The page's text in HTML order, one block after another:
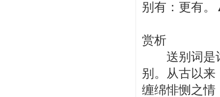
别有：更有
赏析
送别词是词
别。从古以来
缠绵悱恻之情